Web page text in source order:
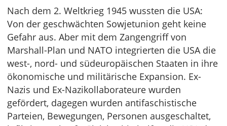
Nach dem 2. Weltkrieg 1945 wussten die USA:
Von der geschwächten Sowjetunion geht keine
Gefahr aus. Aber mit dem Zangengriff von
Marshall-Plan und NATO integrierten die USA die
west-, nord- und südeuropäischen Staaten in ihre
ökonomische und militärische Expansion. Ex-
Nazis und Ex-Nazikollaborateure wurden
gefördert, dagegen wurden antifaschistische
Parteien, Bewegungen, Personen ausgeschaltet,